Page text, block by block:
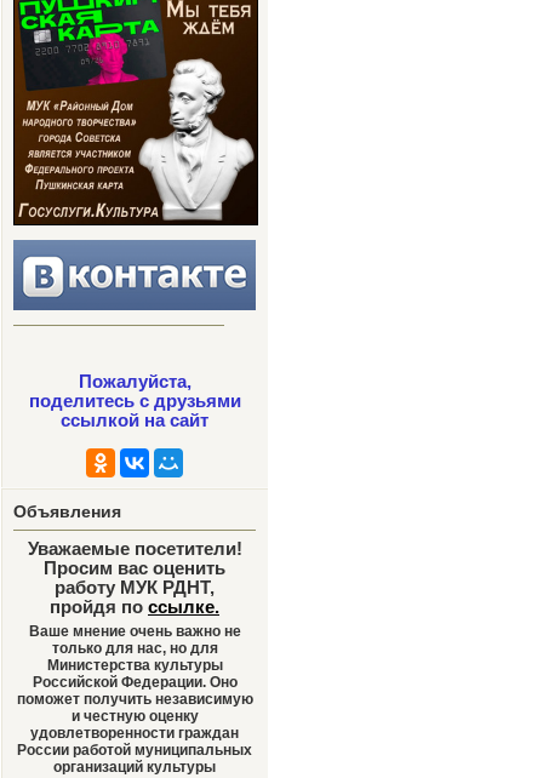
Пожалуйста,
поделитесь с друзьями
ссылкой на сайт
Объявления
Уважаемые посетители!
Просим вас оценить
работу МУК РДНТ,
пройдя по ссылке.
Ваше мнение очень важно не
только для нас, но для
Министерства культуры
Российской Федерации. Оно
поможет получить независимую
и честную оценку
удовлетворенности граждан
России работой муниципальных
организаций культуры